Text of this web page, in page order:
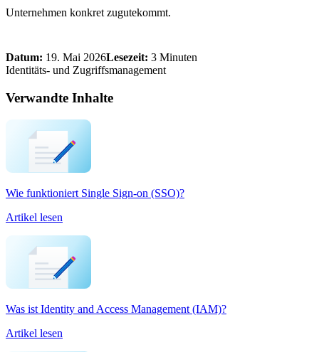
Unternehmen konkret zugutekommt.
Datum: 19. Mai 2026Lesezeit: 3 Minuten
Identitäts- und Zugriffsmanagement
Verwandte Inhalte
Wie funktioniert Single Sign-on (SSO)?
Artikel lesen
Was ist Identity and Access Management (IAM)?
Artikel lesen